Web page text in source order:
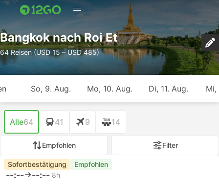
Bangkok nach Roi Et
64 Reisen (USD 15 – USD 485)
So, 9. Aug. Mo, 10. Aug. Di, 11. Aug. Mi,
Alle64 41 9 14
Empfohlen Filter
Sofortbestätigung Empfohlen
--:-- --:-- 8h